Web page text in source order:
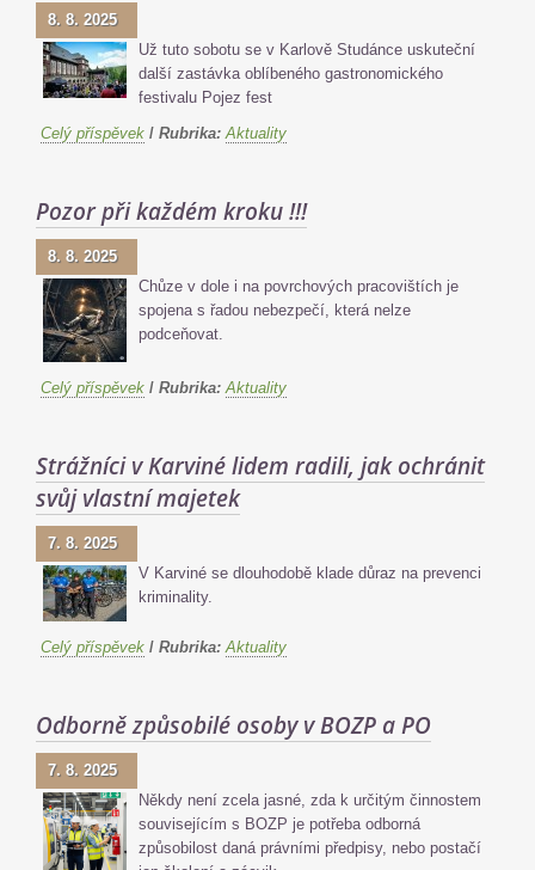
8. 8. 2025
Už tuto sobotu se v Karlově Studánce uskuteční
další zastávka oblíbeného gastronomického
festivalu Pojez fest
Celý příspěvek / Rubrika: Aktuality
Pozor při každém kroku !!!
8. 8. 2025
Chůze v dole i na povrchových pracovištích je
spojena s řadou nebezpečí, která nelze
podceňovat.
Celý příspěvek / Rubrika: Aktuality
Strážníci v Karviné lidem radili, jak ochránit
svůj vlastní majetek
7. 8. 2025
V Karviné se dlouhodobě klade důraz na prevenci
kriminality.
Celý příspěvek / Rubrika: Aktuality
Odborně způsobilé osoby v BOZP a PO
7. 8. 2025
Někdy není zcela jasné, zda k určitým činnostem
souvisejícím s BOZP je potřeba odborná
způsobilost daná právními předpisy, nebo postačí